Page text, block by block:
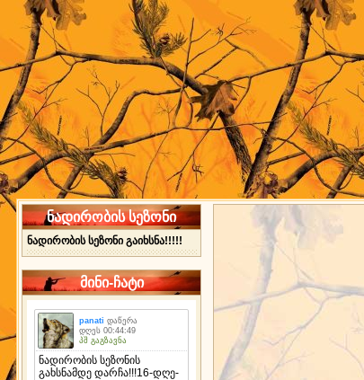
ნადირობის სეზონი
ნადირობის სეზონი გაიხსნა!!!!!
მინი-ჩატი